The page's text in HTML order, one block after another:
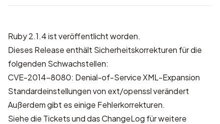
Ruby 2.1.4 ist veröffentlicht worden.
Dieses Release enthält Sicherheitskorrekturen für die
folgenden Schwachstellen:
CVE-2014-8080: Denial-of-Service XML-Expansion
Standardeinstellungen von ext/openssl verändert
Außerdem gibt es einige Fehlerkorrekturen.
Siehe die Ticketsund dasChangeLog für weitere